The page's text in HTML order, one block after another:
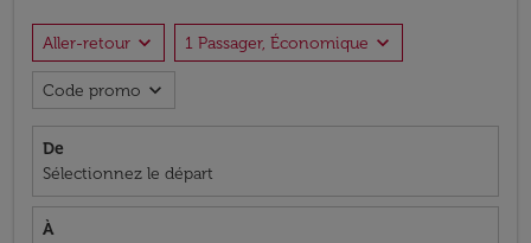
Aller-retour expand_more 1 Passager, Économique expand_more
Code promo expand_more
De
Sélectionnez le départ
À